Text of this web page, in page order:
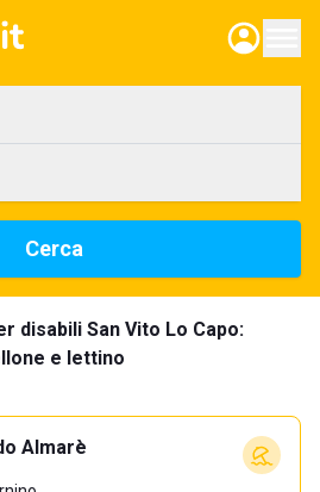
Cerca
disabili San Vito Lo Capo:
e lettino
Almarè